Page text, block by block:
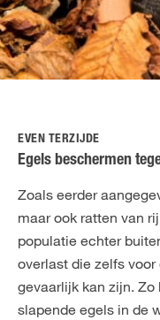
EVEN TERZIJDE
Egels beschermen
Zoals eerder
maar ook ratten van
populatie echter
overlast die zelfs
gevaarlijk kan zijn.
slapende egels in de